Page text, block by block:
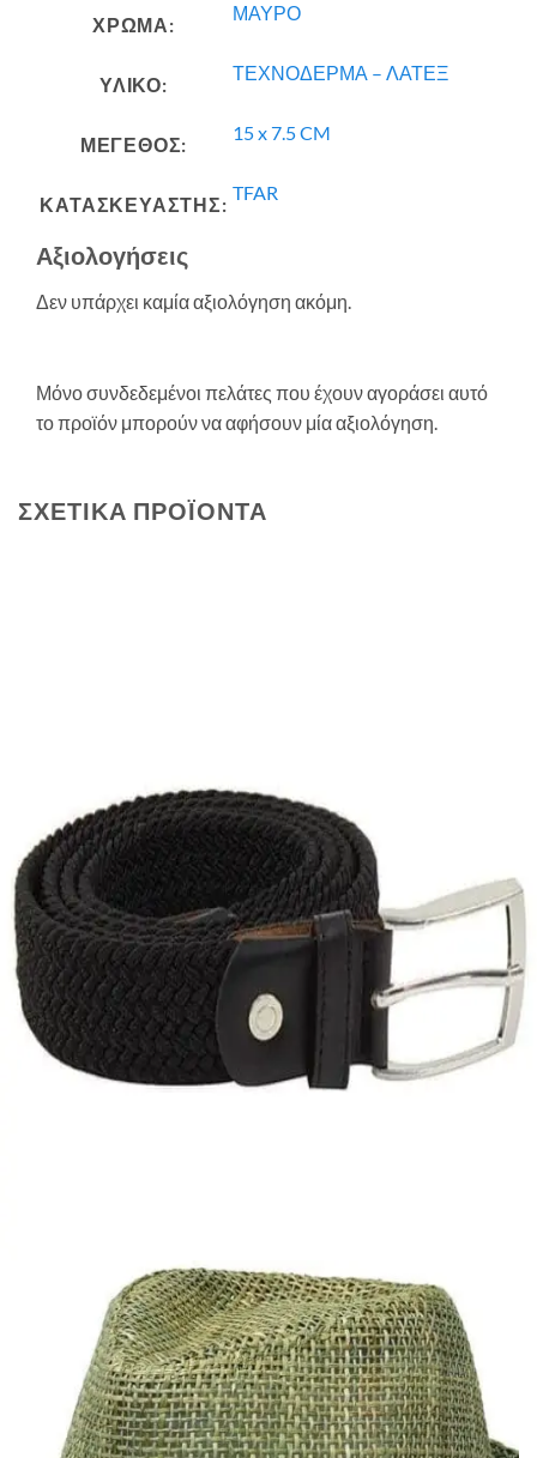
ΧΡΩΜΑ:
ΜΑΥΡΟ
ΥΛΙΚΟ:
ΤΕΧΝΟΔΕΡΜΑ – ΛΑΤΕΞ
ΜΕΓΕΘΟΣ:
15 x 7.5 CM
ΚΑΤΑΣΚΕΥΑΣΤΗΣ:
TFAR
Αξιολογήσεις
Δεν υπάρχει καμία αξιολόγηση ακόμη.
Μόνο συνδεδεμένοι πελάτες που έχουν αγοράσει αυτό
το προϊόν μπορούν να αφήσουν μία αξιολόγηση.
ΣΧΕΤΙΚΆ ΠΡΟΪΌΝΤΑ
Quick View
Εξαντλημένο